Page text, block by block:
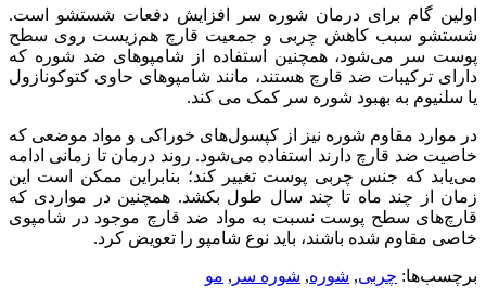
اولین گام برای درمان شوره سر افزایش دفعات شستشو است.
شستشو سبب کاهش چربی و جمعیت قارچ هم‌زیست روی سطح
پوست سر می‌شود، همچنین استفاده از شامپوهای ضد شوره که
دارای ترکیبات ضد قارچ هستند، مانند شامپوهای حاوی کتوکونازول
یا سلنیوم به بهبود شوره سر کمک می کند.
در موارد مقاوم شوره نیز از کپسول‌های خوراکی و مواد موضعی که
خاصیت ضد قارچ دارند استفاده می‌شود. روند درمان تا زمانی ادامه
می‌یابد که جنس چربی پوست تغییر کند؛ بنابراین ممکن است این
زمان از چند ماه تا چند سال طول بکشد. همچنین در مواردی که
قارچ‌های سطح پوست نسبت به مواد ضد قارچ موجود در شامپوی
خاصی مقاوم شده باشند، باید نوع شامپو را تعویض کرد.
برچسب‌ها: چربی, شوره, شوره سر , مو